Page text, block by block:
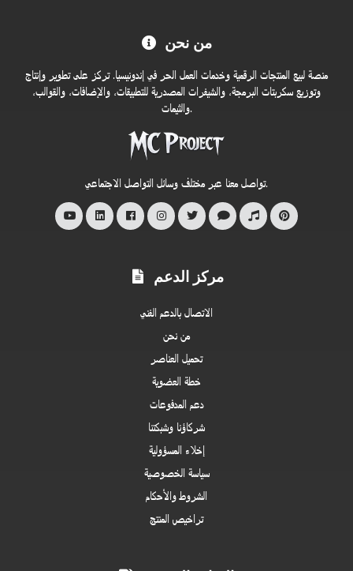
من نحن
منصة لبيع المنتجات الرقمية وخدمات العمل الحر في إندونيسيا. تركز على تطوير وإنتاج
وتوزيع سكربتات البرمجة، والشيفرات المصدرية للتطبيقات، والإضافات، والقوالب،
والثيمات.
تواصل معنا عبر مختلف وسائل التواصل الاجتماعي.
مركز الدعم
الاتصال بالدعم الفني
من نحن
تحميل العناصر
خطة العضوية
دعم المدفوعات
شركاؤنا وشبكتنا
إخلاء المسؤولية
سياسة الخصوصية
الشروط والأحكام
تراخيص المنتج